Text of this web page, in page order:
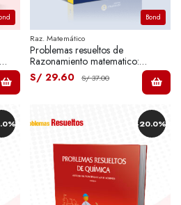
Bond
Raz. Matemático
Problemas resueltos de
Razonamiento matematico:
ingenio y creatividad para nuevos
retos (B)
S/ 29.60 S/ 37.00
-20.0%